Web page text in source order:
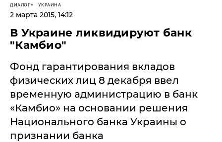
ДИАЛОГ УКРАИНА
2 марта 2015, 14:12
В Украине ликвидируют банк
"Камбио"
Фонд гарантирования вкладов
физических лиц 8 декабря ввел
временную администрацию в банк
«Камбио» на основании решения
Национального банка Украины о
признании банка